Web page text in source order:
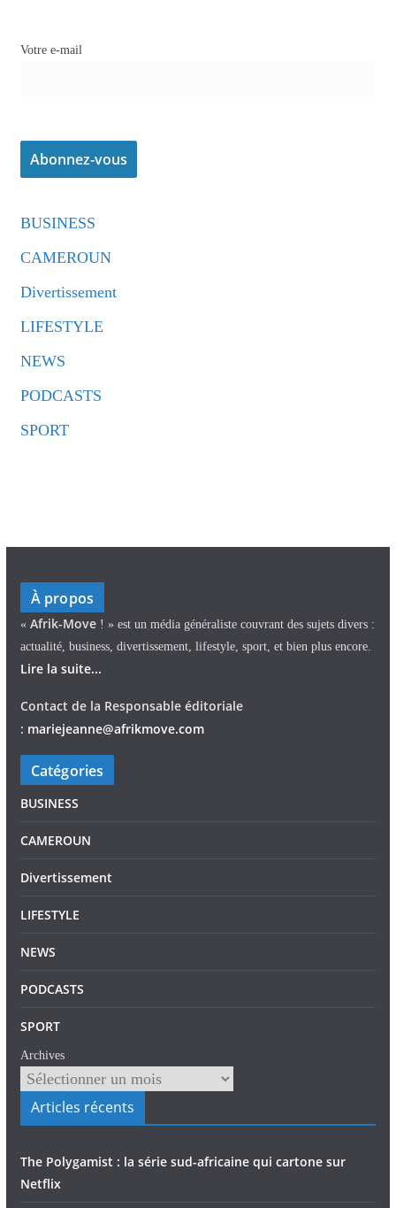
Votre e-mail
BUSINESS
CAMEROUN
Divertissement
LIFESTYLE
NEWS
PODCASTS
SPORT
À propos
« Afrik-Move ! » est un média généraliste couvrant des sujets divers :
actualité, business, divertissement, lifestyle, sport, et bien plus encore.
Lire la suite...
Contact de la Responsable éditoriale
: mariejeanne@afrikmove.com
Catégories
BUSINESS
CAMEROUN
Divertissement
LIFESTYLE
NEWS
PODCASTS
SPORT
Archives
Articles récents
The Polygamist : la série sud-africaine qui cartone sur
Netflix